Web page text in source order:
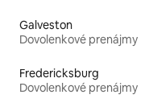
Galveston
Dovolenkové prenájmy
Fredericksburg
Dovolenkové prenájmy